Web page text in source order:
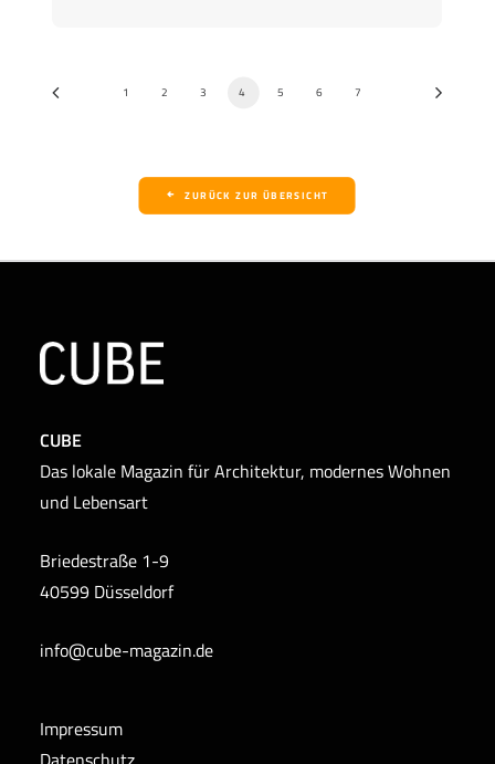
1 2 3 4 5 6 7
ZURÜCK ZUR ÜBERSICHT
CUBE
Das lokale Magazin für Architektur, modernes Wohnen
und Lebensart
Briedestraße 1-9
40599 Düsseldorf
info@cube-magazin.de
Impressum